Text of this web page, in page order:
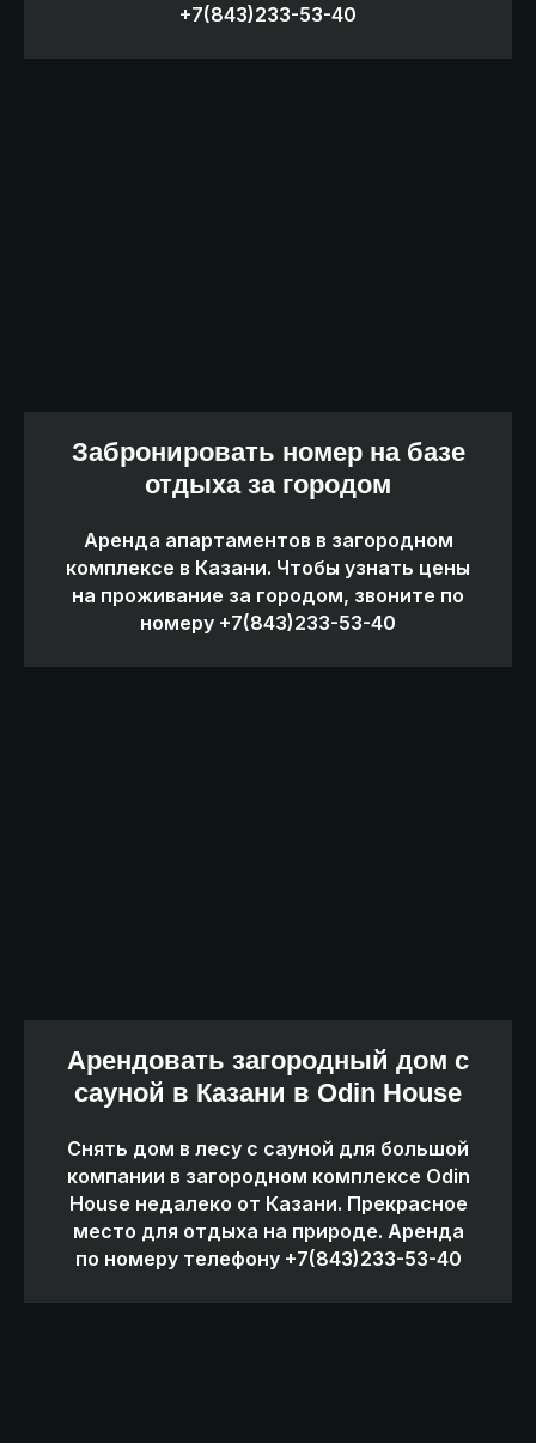
+7(843)233-53-40
Забронировать номер на базе
отдыха за городом
Аренда апартаментов в загородном
комплексе в Казани. Чтобы узнать цены
на проживание за городом, звоните по
номеру +7(843)233-53-40
Арендовать загородный дом с
сауной в Казани в Odin House
Снять дом в лесу с сауной для большой
компании в загородном комплексе Odin
House недалеко от Казани. Прекрасное
место для отдыха на природе. Аренда
по номеру телефону +7(843)233-53-40
Рекомендуем ехать через
Иннополис.
После красного шлагбаума
Как добраться до Odin House